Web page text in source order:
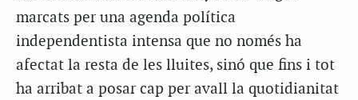
marcats per una agenda política
independentista intensa que no només ha
afectat la resta de les lluites, sinó que fins i tot
ha arribat a posar cap per avall la quotidianitat